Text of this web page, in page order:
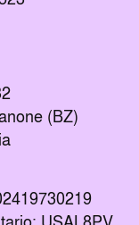
(BZ)